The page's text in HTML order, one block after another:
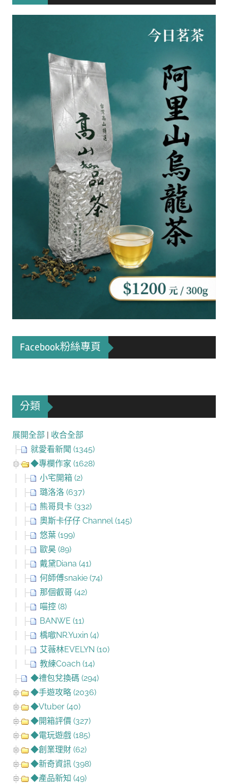
Facebook粉絲專頁
分類
展開全部 | 收合全部
就愛看新聞 (1345)
◆專欄作家 (1628)
小宅開箱 (2)
璐洛洛 (637)
熊哥貝卡 (332)
奧斯卡仔仔 Channel (145)
悠葉 (199)
歐昊 (89)
戴黛Diana (41)
何師傅snakie (74)
那個叡哥 (42)
喵控 (8)
BANWE (11)
楀噷NR.Yuxin (4)
艾薇林EVELYN (10)
教練Coach (14)
◆禮包兌換碼 (294)
◆手遊攻略 (2036)
◆Vtuber (40)
◆開箱評價 (327)
◆電玩遊戲 (185)
◆創業理財 (62)
◆新奇資訊 (398)
◆產品新知 (49)